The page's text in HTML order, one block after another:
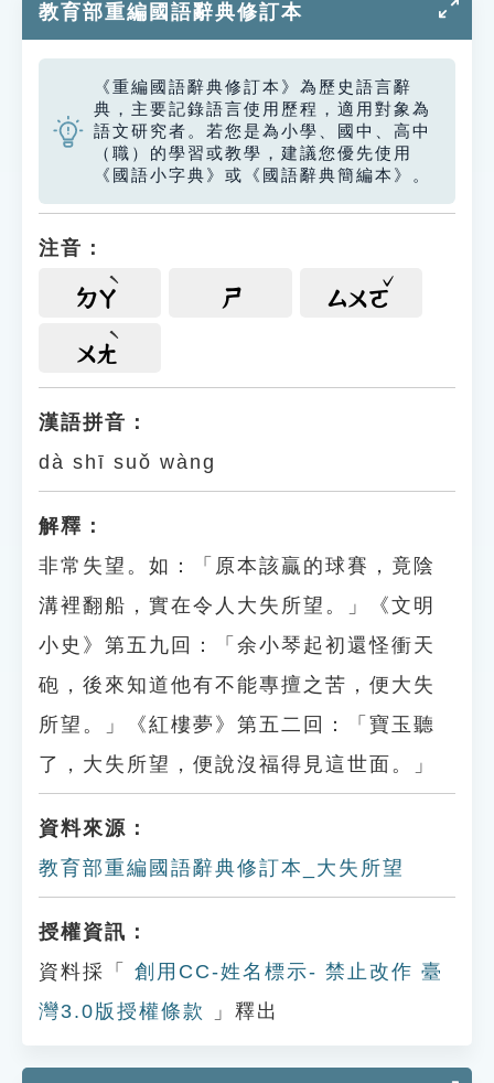
教育部重編國語辭典修訂本
《重編國語辭典修訂本》為歷史語言辭
典，主要記錄語言使用歷程，適用對象為
語文研究者。若您是為小學、國中、高中
（職）的學習或教學，建議您優先使用
《國語小字典》或《國語辭典簡編本》。
注音：
ㄉㄚ ㄕ ㄙㄨㄛ
ㄨㄤ
漢語拼音：
dà shī suǒ wàng
解釋：
非常失望。如：「原本該贏的球賽，竟陰
溝裡翻船，實在令人大失所望。」《文明
小史》第五九回：「余小琴起初還怪衝天
砲，後來知道他有不能專擅之苦，便大失
所望。」《紅樓夢》第五二回：「寶玉聽
了，大失所望，便說沒福得見這世面。」
資料來源：
教育部重編國語辭典修訂本_大失所望
授權資訊：
資料採「
創用CC-姓名標示- 禁止改作 臺
灣3.0版授權條款
」釋出